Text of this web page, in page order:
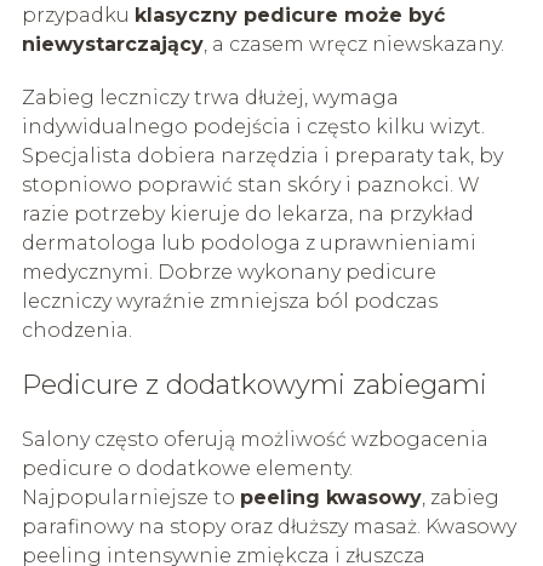
przypadku klasyczny pedicure może być
niewystarczający, a czasem wręcz niewskazany.
Zabieg leczniczy trwa dłużej, wymaga
indywidualnego podejścia i często kilku wizyt.
Specjalista dobiera narzędzia i preparaty tak, by
stopniowo poprawić stan skóry i paznokci. W
razie potrzeby kieruje do lekarza, na przykład
dermatologa lub podologa z uprawnieniami
medycznymi. Dobrze wykonany pedicure
leczniczy wyraźnie zmniejsza ból podczas
chodzenia.
Pedicure z dodatkowymi zabiegami
Salony często oferują możliwość wzbogacenia
pedicure o dodatkowe elementy.
Najpopularniejsze to peeling kwasowy, zabieg
parafinowy na stopy oraz dłuższy masaż. Kwasowy
peeling intensywnie zmiękcza i złuszcza